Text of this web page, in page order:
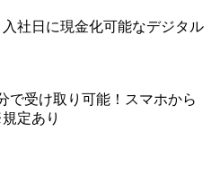
社日に現金化可能なデジタル
で受け取り可能！スマホから
定あり